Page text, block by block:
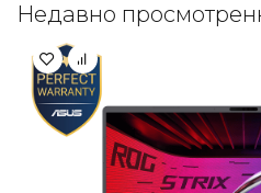
Недавно